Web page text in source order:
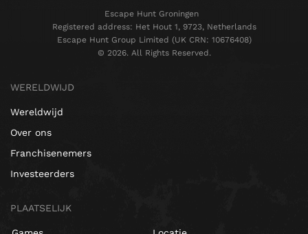
Escape Hunt Groningen
Registered address: Het Hout 1, 9723, Netherlands
Escape Hunt Group Limited (UK CRN: 10676408)
©️ 2026. All Rights Reserved.
WERELDWIJD
Wereldwijd
Over ons
Franchisenemers
Investeerders
PLAATSELIJK